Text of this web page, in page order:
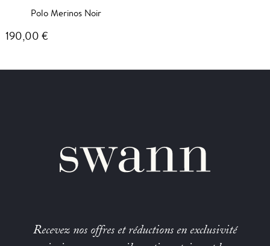
Polo Merinos Noir
190,00 €
Recevez nos offres et réductions en exclusivité